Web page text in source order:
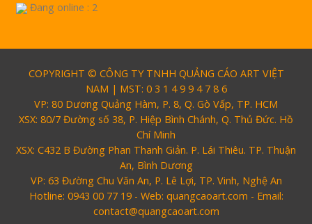
Đang online : 2
COPYRIGHT © CÔNG TY TNHH QUẢNG CÁO ART VIỆT
NAM | MST: 0 3 1 4 9 9 4 7 8 6
VP: 80 Dương Quảng Hàm, P. 8, Q. Gò Vấp, TP. HCM
XSX: 80/7 Đường số 38, P. Hiệp Bình Chánh, Q. Thủ Đức. Hồ
Chí Minh
XSX: C432 B Đường Phan Thanh Giản. P. Lái Thiêu. TP. Thuận
An, Bình Dương
VP: 63 Đường Chu Văn An, P. Lê Lợi, TP. Vinh, Nghệ An
Hotline: 0943 00 77 19 - Web: quangcaoart.com - Email:
contact@quangcaoart.com